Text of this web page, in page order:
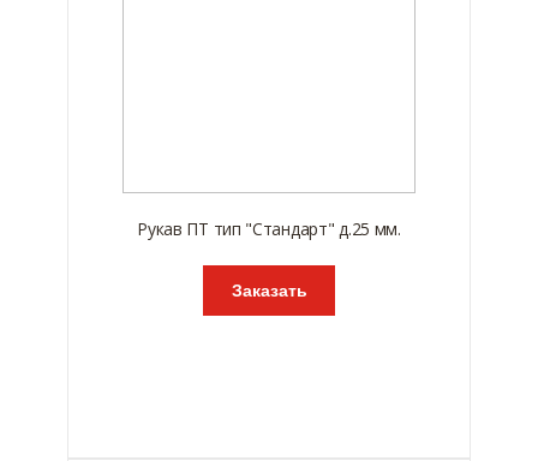
Рукав ПТ тип "Стандарт" д.25 мм.
Заказать